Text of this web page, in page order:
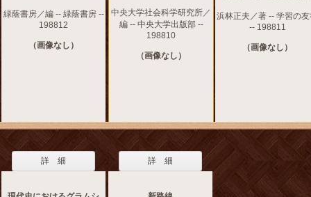
緑蔭書房／編 -- 緑蔭書房 --
198812
（画像なし）
中央大学社会科学研究所／
編 -- 中央大学出版部 --
198810
（画像なし）
浜林正夫／著 -- 学習の
-- 198811
（画像なし）
詳 細 詳 細